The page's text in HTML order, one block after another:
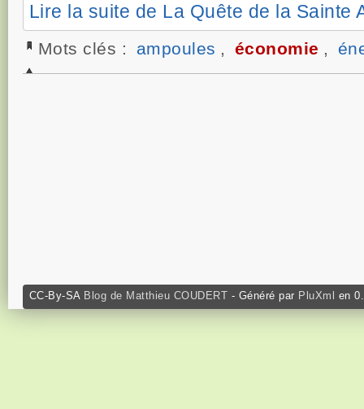
Lire la suite de La Quête de la Sainte
Mots clés : ampoules , économie ,
CC-By-SA Blog de Matthieu COUDERT - Généré par PluXml en